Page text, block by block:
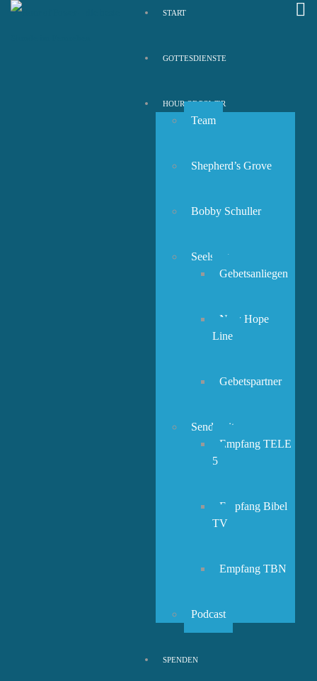
START
GOTTESDIENSTE
HOUR OF POWER
Team
Shepherd’s Grove
Bobby Schuller
Seelsorge
Gebetsanliegen
New Hope
Line
Gebetspartner
Sendezeiten
Empfang TELE
5
Empfang Bibel
TV
Empfang TBN
Podcast
SPENDEN